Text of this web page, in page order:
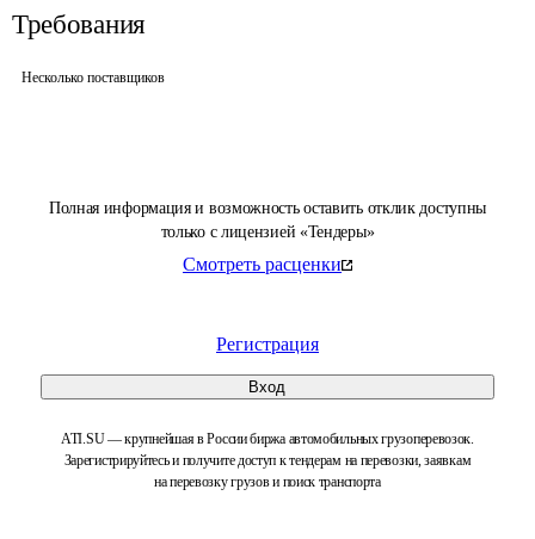
Полная информация и возможность оставить отклик доступны
только с лицензией «Тендеры»
Смотреть расценки
Регистрация
Вход
ATI.SU — крупнейшая в России биржа автомобильных грузоперевозок.
Зарегистрируйтесь и получите доступ к тендерам на перевозки, заявкам
на перевозку грузов и поиск транспорта
Требования
Несколько поставщиков